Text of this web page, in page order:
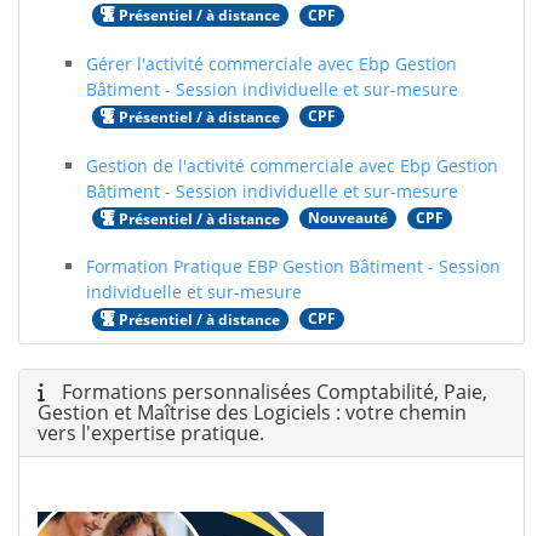
Présentiel / à distance CPF
Gérer l'activité commerciale avec Ebp Gestion
Bâtiment - Session individuelle et sur-mesure
Présentiel / à distance CPF
Gestion de l'activité commerciale avec Ebp Gestion
Bâtiment - Session individuelle et sur-mesure
Présentiel / à distance Nouveauté CPF
Formation Pratique EBP Gestion Bâtiment - Session
individuelle et sur-mesure
Présentiel / à distance CPF
Formations personnalisées Comptabilité, Paie,
Gestion et Maîtrise des Logiciels : votre chemin
vers l'expertise pratique.